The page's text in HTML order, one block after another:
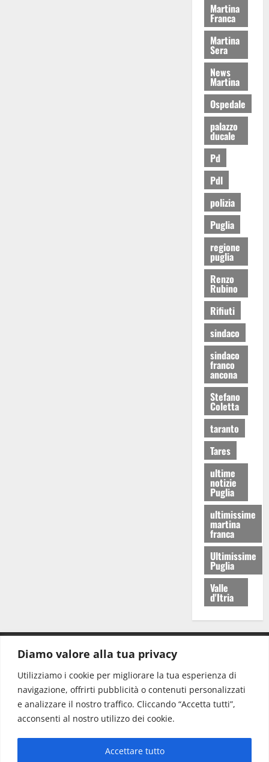
Diamo valore alla tua privacy
Utilizziamo i cookie per migliorare la tua esperienza di
navigazione, offrirti pubblicità o contenuti personalizzati
e analizzare il nostro traffico. Cliccando “Accetta tutti”,
acconsenti al nostro utilizzo dei cookie.
Accettare tutto
Martina
Franca
Martina
Sera
News
Martina
Ospedale
palazzo
ducale
Pd
Pdl
polizia
Puglia
regione
puglia
Renzo
Rubino
Rifiuti
sindaco
sindaco
franco
ancona
Stefano
Coletta
taranto
Tares
ultime
notizie
Puglia
ultimissime
martina
franca
Ultimissime
Puglia
Valle
d'Itria
Redazione: redazione@www.martinasera.it
Direttore:direttore@www.martinasera.it
Info & Commerciale:info@www.martinasera.it